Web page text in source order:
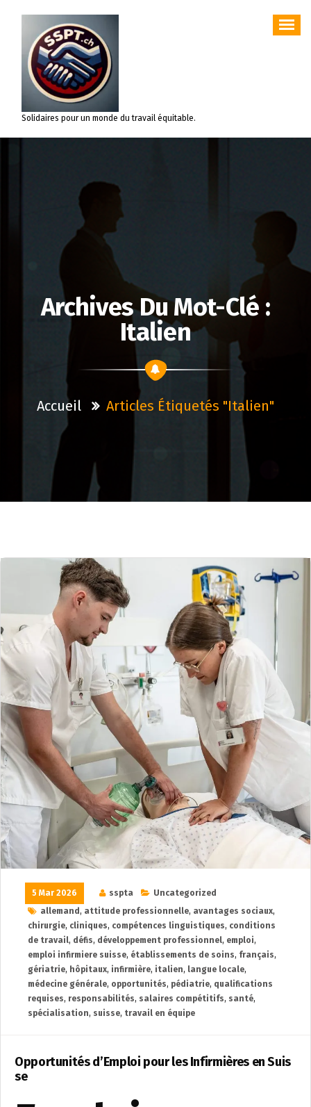
contenu
Solidaires pour un monde du travail équitable.
Archives Du Mot-Clé :
Italien
Accueil Articles Étiquetés "italien"
5 Mar 2026 sspta
Uncategorized
allemand , attitude professionnelle, avantages sociaux,
chirurgie, cliniques, compétences linguistiques, conditions
de travail, défis, développement professionnel, emploi,
emploi infirmiere suisse, établissements de soins, français,
gériatrie, hôpitaux, infirmière, italien, langue locale,
médecine générale, opportunités, pédiatrie, qualifications
requises, responsabilités, salaires compétitifs, santé,
spécialisation, suisse, travail en équipe
Opportunités d’Emploi pour les Infirmières en Suis
se